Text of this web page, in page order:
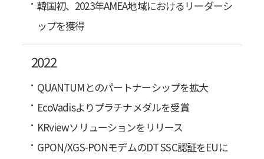
韓国初、2023年AMEA地域におけるリーダーシ
ップを獲得
2022
QUANTUMとのパートナーシップを拡大
EcoVadisよりプラチナメダルを受賞
KRviewソリューションをリリース
GPON/XGS-PONモデムのDT SSC認証をEUに